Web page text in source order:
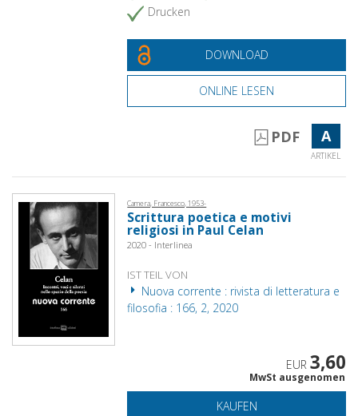
Drucken
DOWNLOAD
ONLINE LESEN
PDF A
ARTIKEL
Camera, Francesco, 1953-
Scrittura poetica e motivi
religiosi in Paul Celan
2020 - Interlinea
IST TEIL VON
Nuova corrente : rivista di letteratura e
filosofia : 166, 2, 2020
EUR 3,60
MwSt ausgenomen
KAUFEN